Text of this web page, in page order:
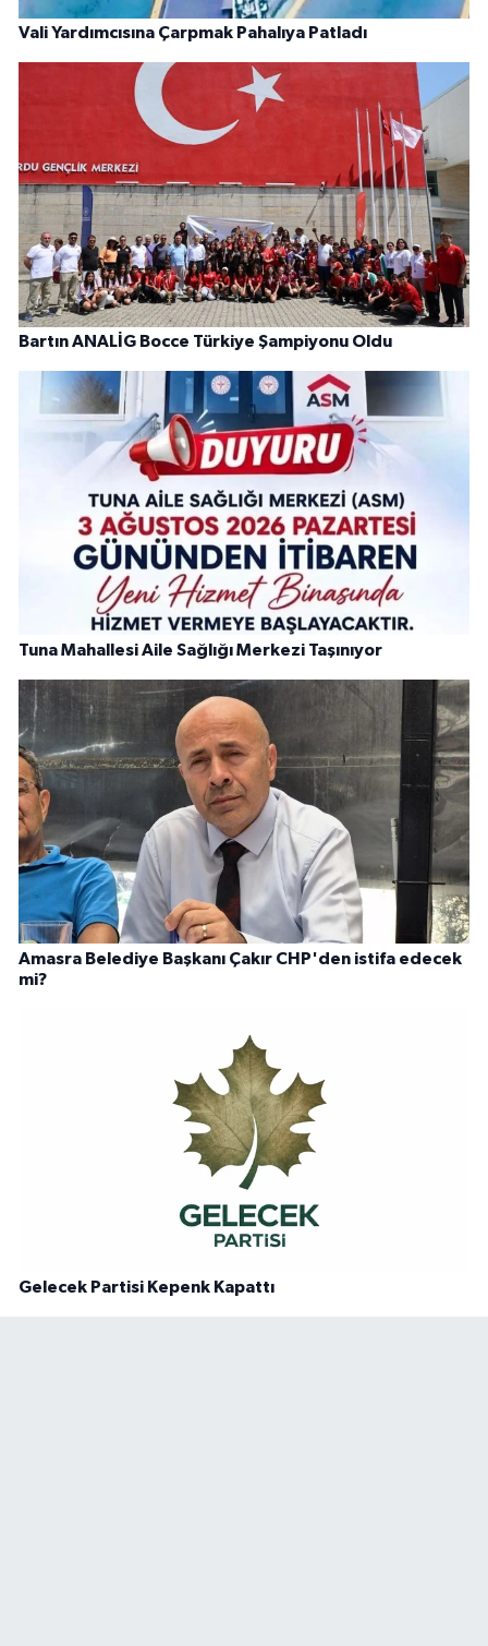
Vali Yardımcısına Çarpmak Pahalıya Patladı
Bartın ANALİG Bocce Türkiye Şampiyonu Oldu
Tuna Mahallesi Aile Sağlığı Merkezi Taşınıyor
Amasra Belediye Başkanı Çakır CHP'den istifa edecek
mi?
Gelecek Partisi Kepenk Kapattı